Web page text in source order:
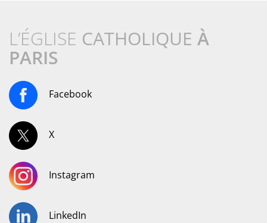
L’ÉGLISE CATHOLIQUE À
PARIS
Facebook
X
Instagram
LinkedIn